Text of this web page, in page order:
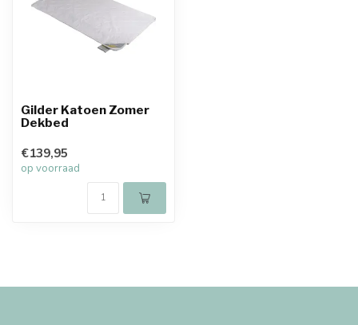
Gilder Katoen Zomer
Dekbed
€139,95
op voorraad